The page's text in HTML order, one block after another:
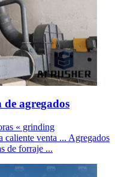
agregados
« grinding
caliente venta ... Agregados
de forraje ...